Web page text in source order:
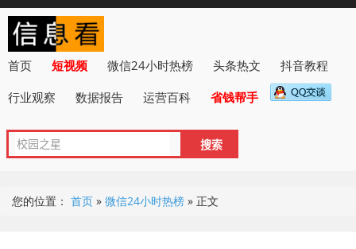
首页 短视频 微信24小时热榜 头条热文
抖音教程
行业观察
数据报告 运营百科 省钱帮手
您的位置： 首页 » 微信24小时热榜 » 正文